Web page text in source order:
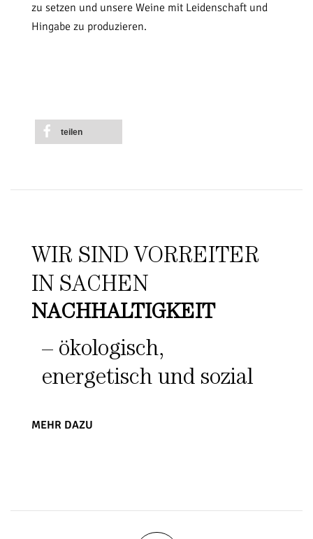
zu setzen und unsere Weine mit Leidenschaft und
Hingabe zu produzieren.
teilen
WIR SIND VORREITER
IN SACHEN
NACHHALTIGKEIT
– ökologisch,
energetisch und sozial
MEHR DAZU